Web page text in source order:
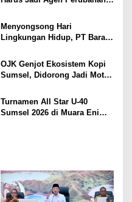
Menyongsong Hari
Lingkungan Hidup, PT Bara
“Bukit Barisan Run 2026”:
Simbol Resiliensi dan
Kepedulian Iklim
OJK Genjot Ekosistem Kopi
Sumsel, Didorong Jadi Motor
Daerah
Turnamen All Star U-40
Sumsel 2026 di Muara Enim